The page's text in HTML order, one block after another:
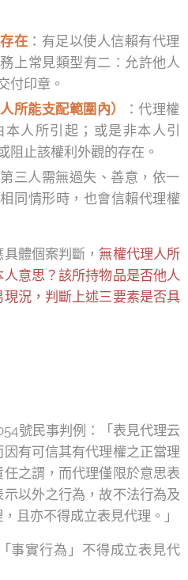
在 ：有足以使人信賴有代理
上常見類型有二：允許他人
付印章。
所能支配範圍內）
：代理權
人所引起；或是非本人引
阻止該權利外觀的存在。
第三人需無過失、善意，依一
同情形時，也會信賴代理權
體個案判斷， 無權代理人所
意思？該所持物品是否他人
況，判斷上述三要素是否具
號民事判例：「表見代理云
有可信其有代理權之正當理
之謂，而代理僅限於意思表
以外之行為，故不法行為及
且亦不得成立表見代理。」
事實行為」不得成立表見代